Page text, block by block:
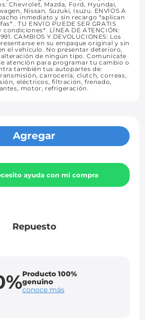
Chevrolet, Mazda, Ford, Hyundai,
Nissan, Suzuki, Isuzu. ENVÍOS A
inmediato y sin recargo *aplican
. TU ENVÍO PUEDE SER GRATIS
LÍNEA DE ATENCIÓN:
CAMBIOS Y DEVOLUCIONES: Los
en su empaque original y sin
el vehículo. No presentar deterioro,
alteración de ningún tipo. Comunícate
atención para programar tu cambio o
también tus autopartes de:
carrocería, clutch, correas,
eléctricos, filtración, frenado,
motor, refrigeración.
Agregar
ayuda con mi compra
Repuesto
Producto 100%
genuino
conoce más